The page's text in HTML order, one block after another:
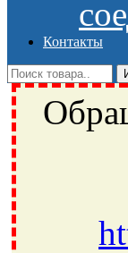
Контакты